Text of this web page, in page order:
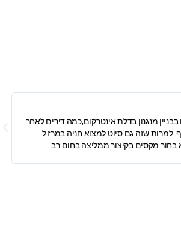
מנגנון בדלת אינטרקום,כמה דירים לאחר
למרות שזה גם סיוט למצוא חניה במרז ל
בחור מקסים.בקיצור ממליצה בחום רב.